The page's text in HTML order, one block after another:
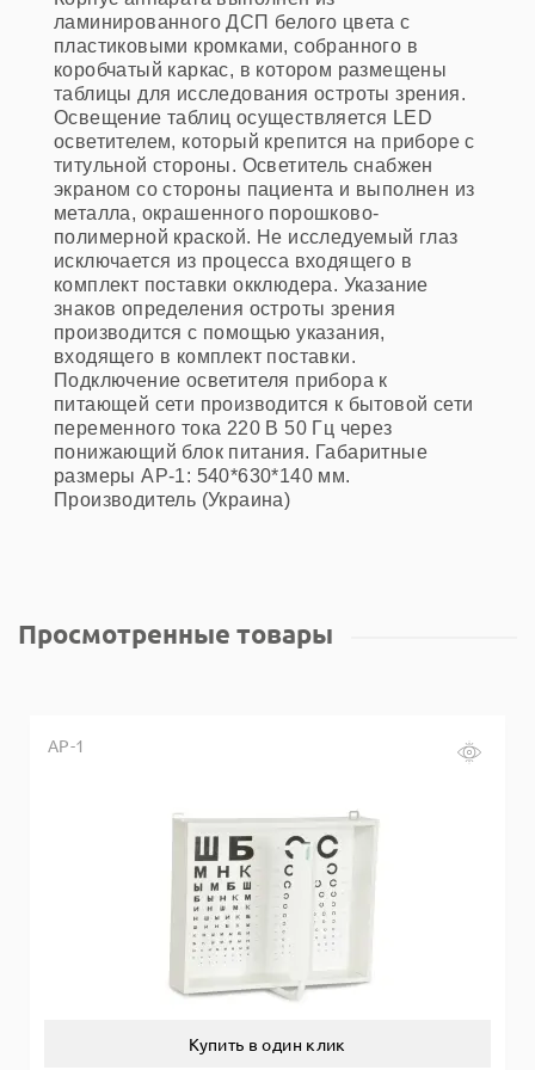
ламинированного ДСП белого цвета с
пластиковыми кромками, собранного в
коробчатый каркас, в котором размещены
таблицы для исследования остроты зрения.
Освещение таблиц осуществляется LED
осветителем, который крепится на приборе с
титульной стороны. Осветитель снабжен
экраном со стороны пациента и выполнен из
металла, окрашенного порошково-
полимерной краской. Не исследуемый глаз
исключается из процесса входящего в
комплект поставки окклюдера. Указание
знаков определения остроты зрения
производится с помощью указания,
входящего в комплект поставки.
Подключение осветителя прибора к
питающей сети производится к бытовой сети
переменного тока 220 В 50 Гц через
понижающий блок питания. Габаритные
размеры АР-1: 540*630*140 мм.
Производитель (Украина)
Просмотренные товары
АР-1
Купить в один клик